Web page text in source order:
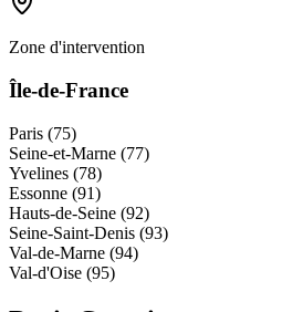
Zone d'intervention
Île-de-France
Paris (75)
Seine-et-Marne (77)
Yvelines (78)
Essonne (91)
Hauts-de-Seine (92)
Seine-Saint-Denis (93)
Val-de-Marne (94)
Val-d'Oise (95)